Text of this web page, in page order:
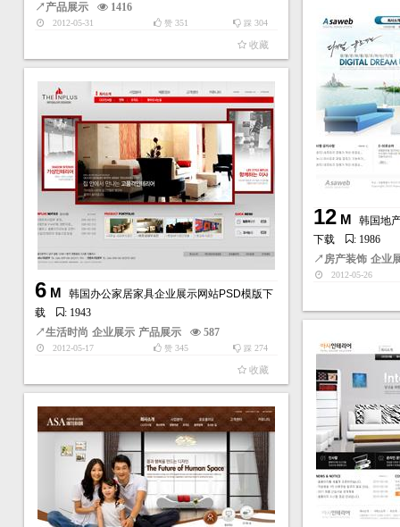
↗产品展示 1416
2012-05-31 踩 304
赞351
收藏
12M
韩国地
下载
: 1986
↗房产装饰 企业
2012-05-26
6M
韩国办公家居家具企业展示网站PSD模版下
载
: 1943
↗生活时尚 企业展示 产品展示 587
2012-05-17 踩 274
赞345
收藏